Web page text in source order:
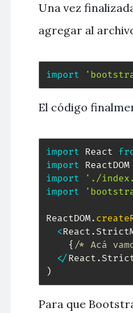
Una vez
agregar al
import
El código
import React
import ReactDOM
import
'./
import
ReactDOM.
<React .
{ /* Acá
</React .
)
Para que